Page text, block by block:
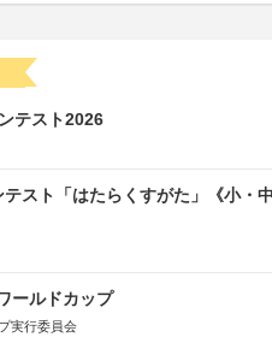
テスト2026
スト「はたらくすがた」《小・
ールドカップ
実行委員会